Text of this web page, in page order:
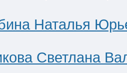
Наталья
Светлана